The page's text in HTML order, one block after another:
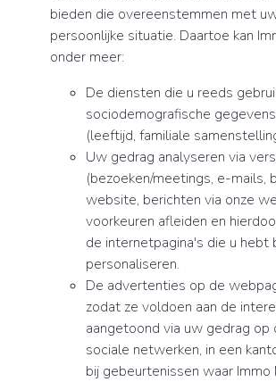
bieden die overeenstemmen met
persoonlijke situatie. Daartoe kan
onder meer:
De diensten die u reeds
sociodemografische
(leeftijd, familiale
Uw gedrag analyseren via
(bezoeken/meetings, e-mails,
website, berichten via onze
voorkeuren afleiden en
de internetpagina's die u hebt
personaliseren.
De advertenties op de
zodat ze voldoen aan de
aangetoond via uw gedrag op
sociale netwerken, in een
bij gebeurtenissen waar Immo